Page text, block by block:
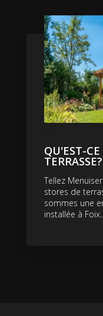
QU'EST-CE
TERRASSE?
Tellez
stores de
sommes une
installée à Foix....